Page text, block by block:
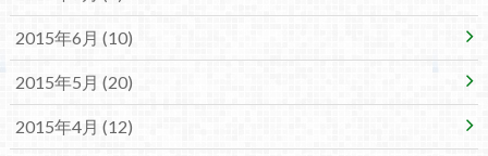
2015年6月 (10)
2015年5月 (20)
2015年4月 (12)